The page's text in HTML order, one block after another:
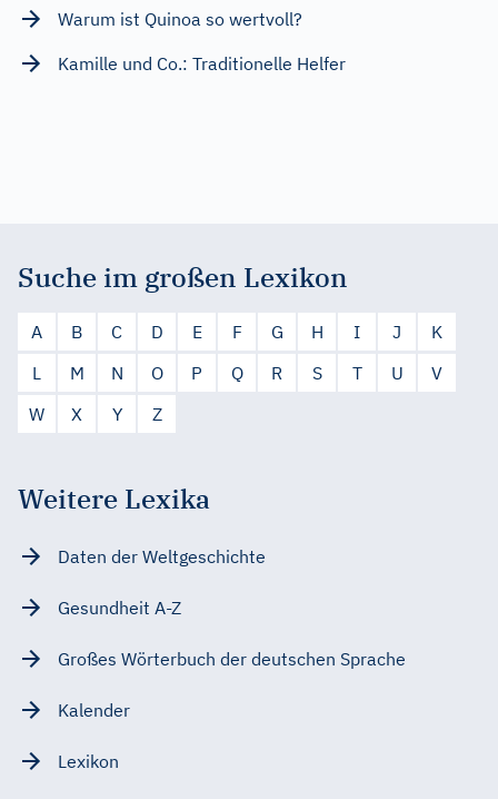
Warum ist Quinoa so wertvoll?
Kamille und Co.: Traditionelle Helfer
Suche im großen Lexikon
A B C D E F G H I J
K
L
M N O P Q R S T U
V
W
X Y Z
Weitere Lexika
Daten der Weltgeschichte
Gesundheit A-Z
Großes Wörterbuch der deutschen Sprache
Kalender
Lexikon